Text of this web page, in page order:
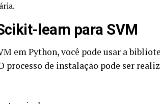
learn para SVM
em Python, você pode usar a
processo de instalação pode ser